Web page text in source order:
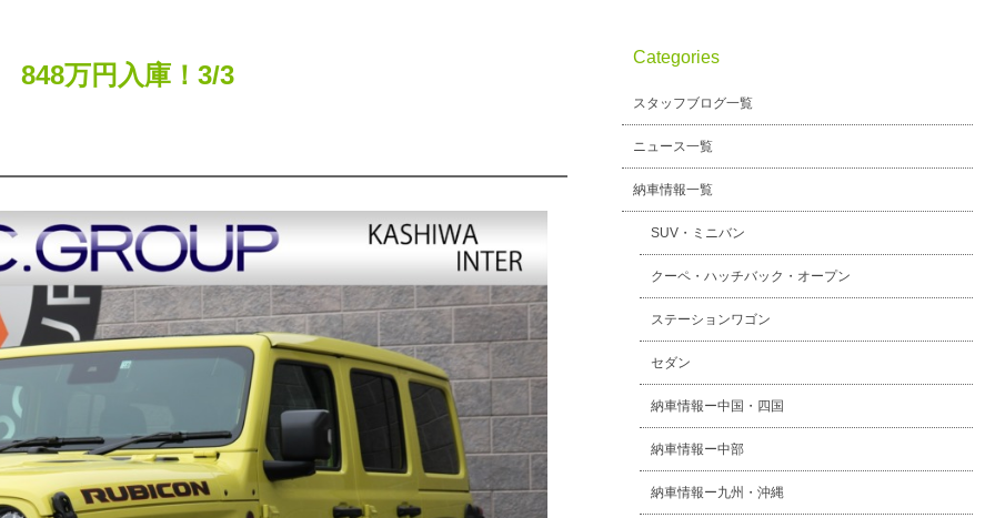
848万円入庫！3/3
Categories
スタッフブログ一覧
ニュース一覧
納車情報一覧
SUV・ミニバン
クーペ・ハッチバック・オープン
ステーションワゴン
セダン
納車情報ー中国・四国
納車情報ー中部
納車情報ー九州・沖縄